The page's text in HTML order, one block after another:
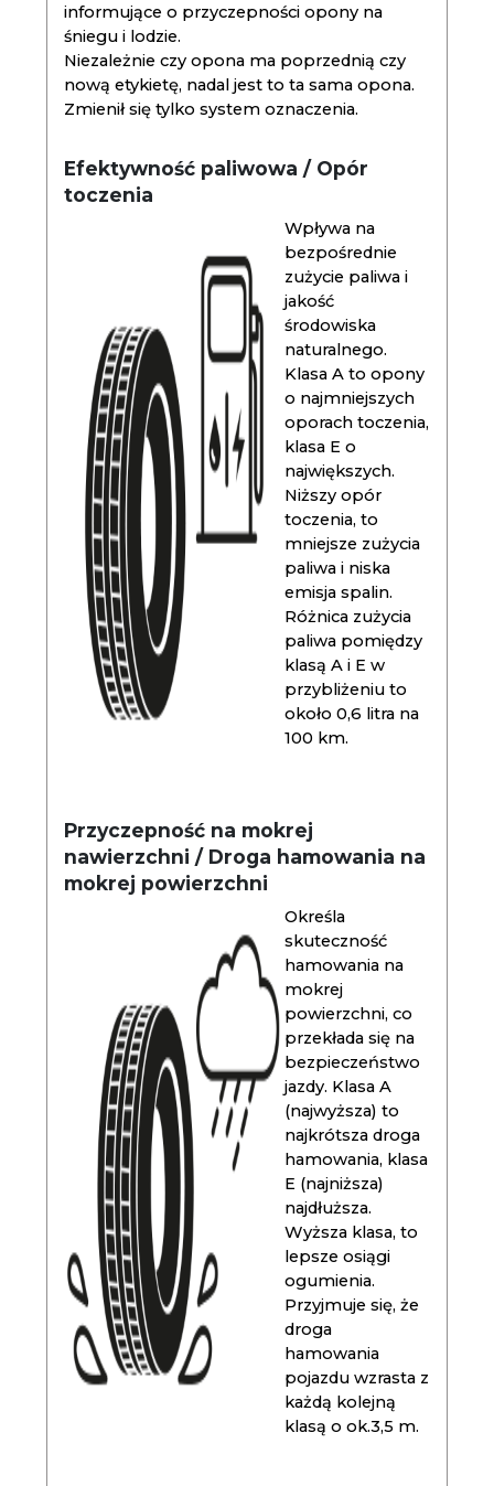
informujące o przyczepności opony na
śniegu i lodzie.
Niezależnie czy opona ma poprzednią czy
nową etykietę, nadal jest to ta sama opona.
Zmienił się tylko system oznaczenia.
Efektywność paliwowa / Opór
toczenia
Wpływa na
bezpośrednie
zużycie paliwa i
jakość
środowiska
naturalnego.
Klasa A to opony
o najmniejszych
oporach toczenia,
klasa E o
największych.
Niższy opór
toczenia, to
mniejsze zużycia
paliwa i niska
emisja spalin.
Różnica zużycia
paliwa pomiędzy
klasą A i E w
przybliżeniu to
około 0,6 litra na
100 km.
Przyczepność na mokrej
nawierzchni / Droga hamowania na
mokrej powierzchni
Określa
skuteczność
hamowania na
mokrej
powierzchni, co
przekłada się na
bezpieczeństwo
jazdy. Klasa A
(najwyższa) to
najkrótsza droga
hamowania, klasa
E (najniższa)
najdłuższa.
Wyższa klasa, to
lepsze osiągi
ogumienia.
Przyjmuje się, że
droga
hamowania
pojazdu wzrasta z
każdą kolejną
klasą o ok.3,5 m.